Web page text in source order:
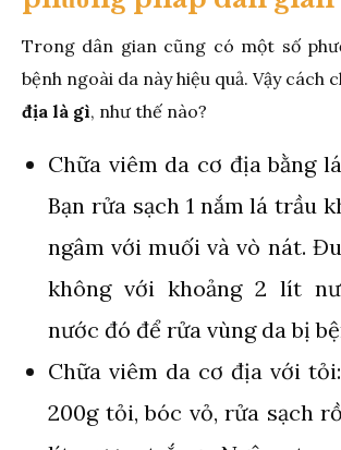
Trong dân gian cũng có một số
bệnh ngoài da này hiệu quả. Vậy cách
địa là gì, như thế nào?
Chữa viêm da cơ địa bằng
Bạn rửa sạch 1 nắm lá trầu
ngâm với muối và vò nát.
không với khoảng 2 lít
nước đó để rửa vùng da bị
Chữa viêm da cơ địa với
200g tỏi, bóc vỏ, rửa sạch